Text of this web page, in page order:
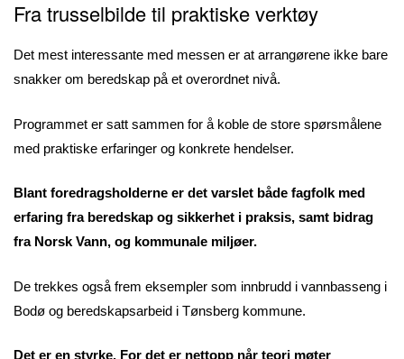
Fra trusselbilde til praktiske verktøy
Det mest interessante med messen er at arrangørene ikke bare
snakker om beredskap på et overordnet nivå.
Programmet er satt sammen for å koble de store spørsmålene
med praktiske erfaringer og konkrete hendelser.
Blant foredragsholderne er det varslet både fagfolk med
erfaring fra beredskap og sikkerhet i praksis, samt bidrag
fra Norsk Vann, og kommunale miljøer.
De trekkes også frem eksempler som innbrudd i vannbasseng i
Bodø og beredskapsarbeid i Tønsberg kommune.
Det er en styrke. For det er nettopp når teori møter